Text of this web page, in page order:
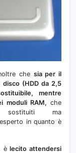
che sia per il
disco (HDD da 2,5
mentre
moduli RAM, che
ma
in quanto è
è lecito attendersi